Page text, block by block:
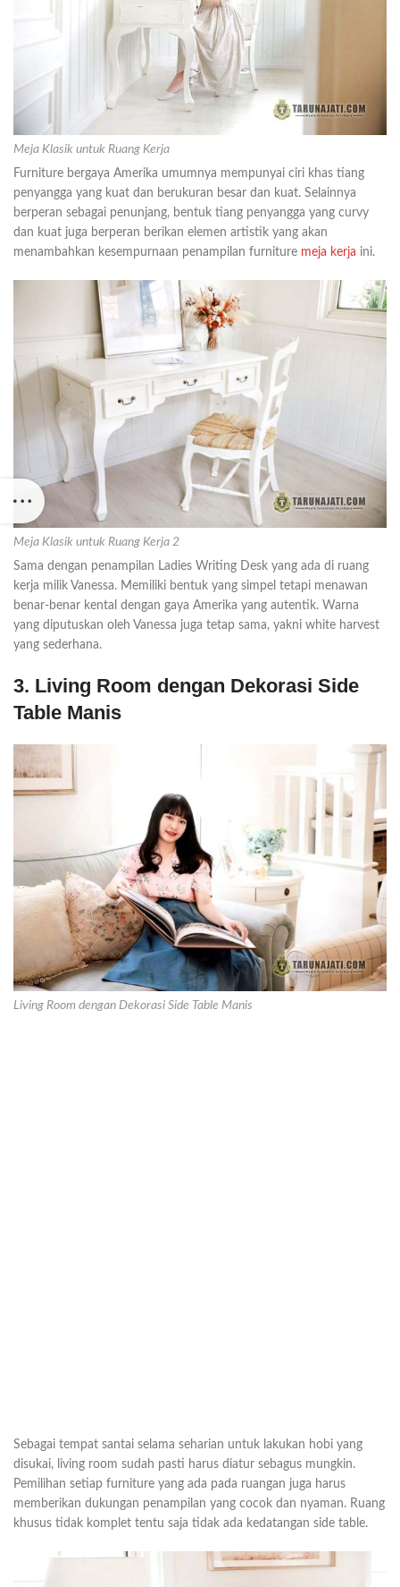
Meja Klasik untuk Ruang Kerja
Furniture bergaya Amerika umumnya mempunyai ciri khas tiang
penyangga yang kuat dan berukuran besar dan kuat. Selainnya
berperan sebagai penunjang, bentuk tiang penyangga yang curvy
dan kuat juga berperan berikan elemen artistik yang akan
menambahkan kesempurnaan penampilan furniture meja kerja ini.
Meja Klasik untuk Ruang Kerja 2
Sama dengan penampilan Ladies Writing Desk yang ada di ruang
kerja milik Vanessa. Memiliki bentuk yang simpel tetapi menawan
benar-benar kental dengan gaya Amerika yang autentik. Warna
yang diputuskan oleh Vanessa juga tetap sama, yakni white harvest
yang sederhana.
3. Living Room dengan Dekorasi Side
Table Manis
Living Room dengan Dekorasi Side Table Manis
Sebagai tempat santai selama seharian untuk lakukan hobi yang
disukai, living room sudah pasti harus diatur sebagus mungkin.
Pemilihan setiap furniture yang ada pada ruangan juga harus
memberikan dukungan penampilan yang cocok dan nyaman. Ruang
khusus tidak komplet tentu saja tidak ada kedatangan side table.